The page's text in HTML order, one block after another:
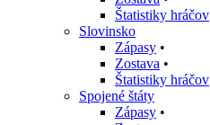
Štatistiky hráčov
Slovinsko
Zápasy •
Zostava •
Štatistiky hráčov
Spojené štáty
Zápasy •